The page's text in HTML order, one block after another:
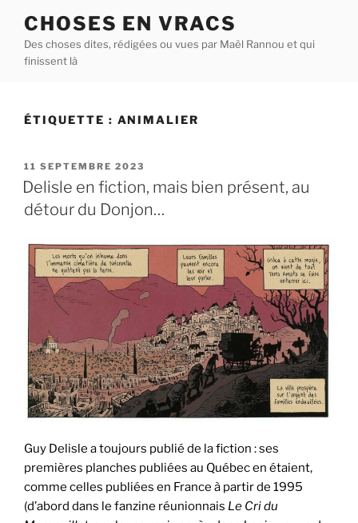
contenu
principal
CHOSES EN VRACS
Des choses dites, rédigées ou vues par Maël Rannou et qui
finissent là
ÉTIQUETTE : ANIMALIER
PUBLIÉ
LE
11 SEPTEMBRE 2023
Delisle en fiction, mais bien présent, au
détour du Donjon…
Guy Delisle a toujours publié de la fiction : ses
premières planches publiées au Québec en étaient,
comme celles publiées en France à partir de 1995
(d’abord dans le fanzine réunionnais Le Cri du